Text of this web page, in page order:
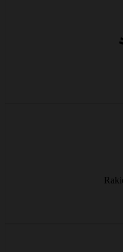
Klasyczna jazda na
Odkryj zimowy
od